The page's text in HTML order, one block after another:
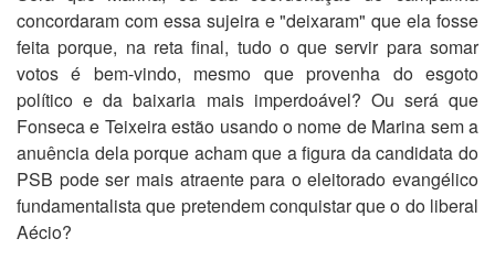
concordaram com essa sujeira e "deixaram" que ela fosse
feita porque, na reta final, tudo o que servir para somar
votos é bem-vindo, mesmo que provenha do esgoto
político e da baixaria mais imperdoável? Ou será que
Fonseca e Teixeira estão usando o nome de Marina sem a
anuência dela porque acham que a figura da candidata do
PSB pode ser mais atraente para o eleitorado evangélico
fundamentalista que pretendem conquistar que o do liberal
Aécio?